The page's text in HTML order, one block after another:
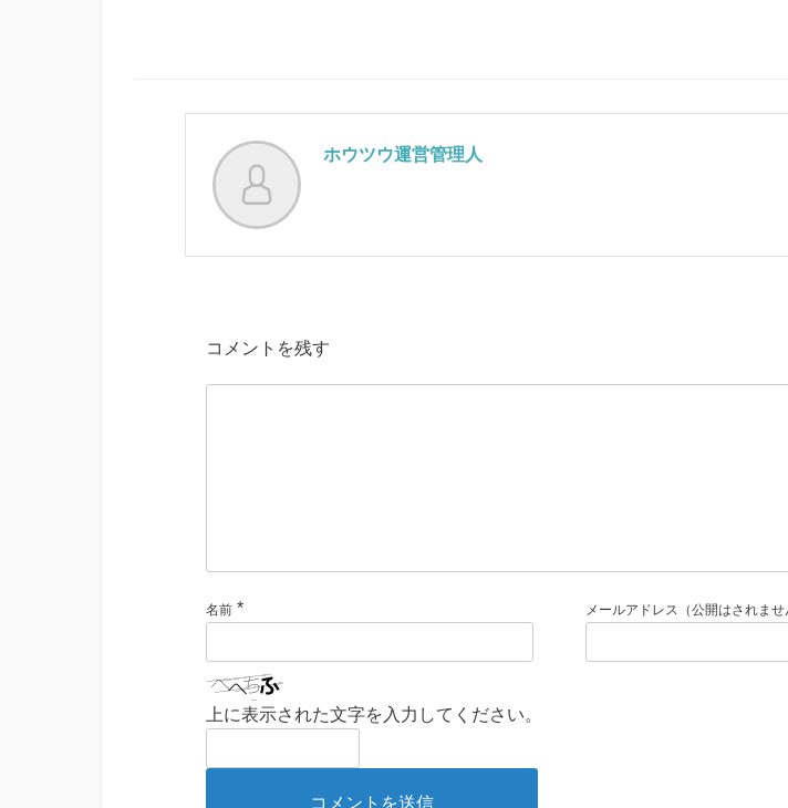
ホウツウ運営管理人
コメントを残す
名前 * メールアドレス（公開はされませ
上に表示された文字を入力してください。